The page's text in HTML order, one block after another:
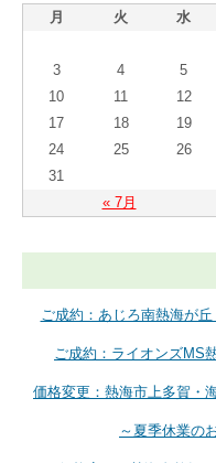
月 火 水
« 7月
3
4 5
10
11 12
17
18 19
24
25 26
31
ご成約：あじろ南熱海が丘
ご成約：ライオンズMS
価格変更：熱海市上多賀・
～夏季休業の